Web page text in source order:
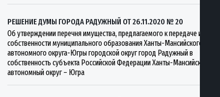
РЕШЕНИЕ ДУМЫ ГОРОДА РАДУЖНЫЙ ОТ 26.11.2020 № 20
Об утверждении перечня имущества, предлагаемого к передаче из
собственности муниципального образования Ханты-Мансийского
автономного округа-Югры городской округ город Радужный в
собственность субъекта Российской Федерации Ханты-Мансийский
автономный округ – Югра